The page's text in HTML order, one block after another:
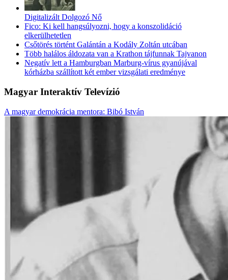
Digitalizált Dolgozó Nő
Fico: Ki kell hangsúlyozni, hogy a konszolidáció
elkerülhetetlen
Csőtörés történt Galántán a Kodály Zoltán utcában
Több halálos áldozata van a Krathon tájfunnak Tajvanon
Negatív lett a Hamburgban Marburg-vírus gyanújával
kórházba szállított két ember vizsgálati eredménye
Magyar Interaktív Televízió
A magyar demokrácia mentora: Bibó István